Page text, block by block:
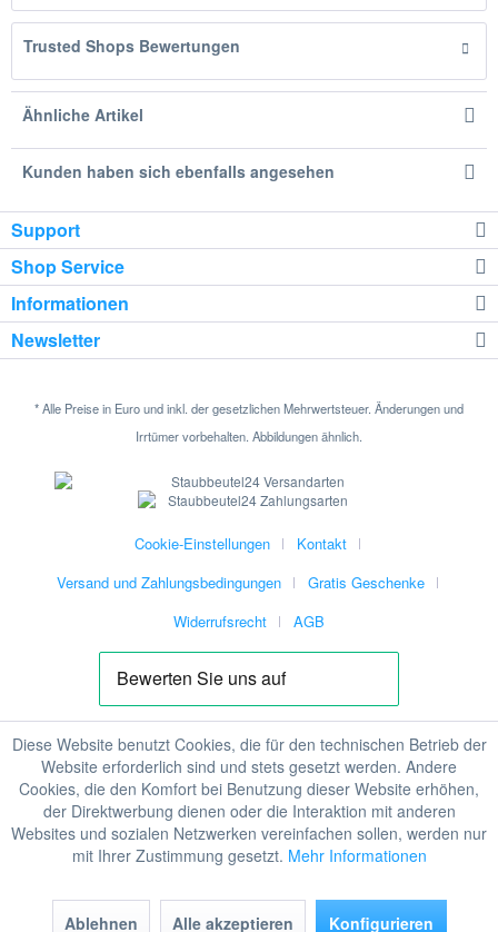
Trusted Shops Bewertungen
Ähnliche Artikel
Kunden haben sich ebenfalls angesehen
Support
Shop Service
Informationen
Newsletter
* Alle Preise in Euro und inkl. der gesetzlichen Mehrwertsteuer. Änderungen und
Irrtümer vorbehalten. Abbildungen ähnlich.
Cookie-Einstellungen
Kontakt
Versand und Zahlungsbedingungen
Gratis Geschenke
Widerrufsrecht
AGB
Diese Website benutzt Cookies, die für den technischen Betrieb der
Website erforderlich sind und stets gesetzt werden. Andere
Cookies, die den Komfort bei Benutzung dieser Website erhöhen,
der Direktwerbung dienen oder die Interaktion mit anderen
Websites und sozialen Netzwerken vereinfachen sollen, werden nur
mit Ihrer Zustimmung gesetzt. Mehr Informationen
Ablehnen Alle akzeptieren Konfigurieren